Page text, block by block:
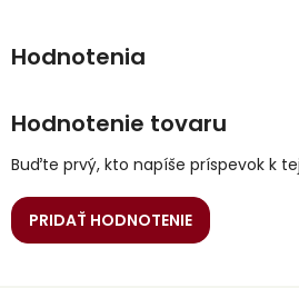
Hodnotenie tovaru
Buďte prvý, kto napíše príspevok k
PRIDAŤ HODNOTENIE